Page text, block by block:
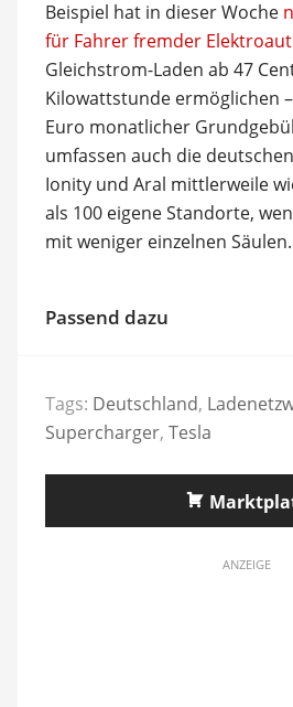
Beispiel hat in dieser Woche
für Fahrer fremder
Gleichstrom-Laden ab 47
Kilowattstunde ermöglichen
Euro monatlicher
umfassen auch die
Ionity und Aral mittlerweile
als 100 eigene Standorte,
mit weniger einzelnen Säulen.
Passend dazu
Tags: Deutschland,
Supercharger, Tesla
ANZEIGE